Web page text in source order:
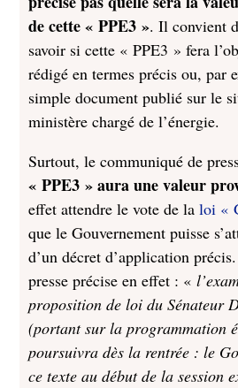
de cette « PPE3 ». Il convient
savoir si cette « PPE3 » fera
rédigé en termes précis ou, par
simple document publié sur le
ministère chargé de l’énergie.
Surtout, le communiqué de
« PPE3 » aura une valeur
effet attendre le vote de laloi «
que le Gouvernement puisse
d’un décret d’application
presse précise en effet : «
proposition de loi du Sénateur
(portant sur laprogrammation
poursuivra dès la rentrée : le
ce texte au début de la session